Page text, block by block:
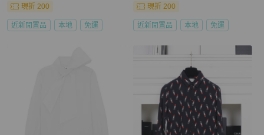
現折 200
近新閒置品 本地 免運
現折 200
近新閒置品 本地 免運